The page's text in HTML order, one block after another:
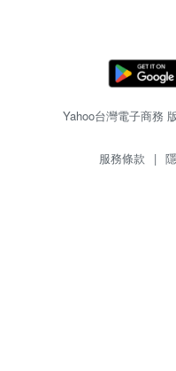
Yahoo台灣電子商務
服務條款 |